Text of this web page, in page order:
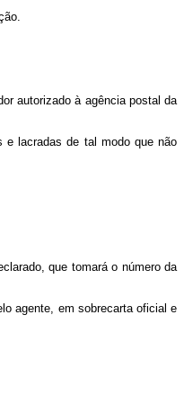
autorizado à agência postal da
e lacradas de tal modo que não
que tomará o número da
agente, em sobrecarta oficial e